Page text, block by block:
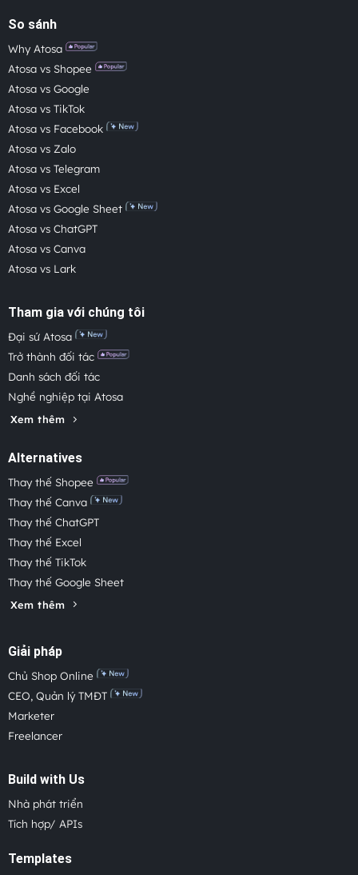
So sánh
Why Atosa
Atosa vs Shopee
Atosa vs Google
Atosa vs TikTok
Atosa vs Facebook
Atosa vs Zalo
Atosa vs Telegram
Atosa vs Excel
Atosa vs Google Sheet
Atosa vs ChatGPT
Atosa vs Canva
Atosa vs Lark
Tham gia với chúng tôi
Đại sứ Atosa
Trở thành đối tác
Danh sách đối tác
Nghề nghiệp tại Atosa
Xem thêm
Alternatives
Thay thế Shopee
Thay thế Canva
Thay thế ChatGPT
Thay thế Excel
Thay thế TikTok
Thay thế Google Sheet
Xem thêm
Giải pháp
Chủ Shop Online
CEO, Quản lý TMĐT
Marketer
Freelancer
Build with Us
Nhà phát triển
Tích hợp/ APIs
Templates